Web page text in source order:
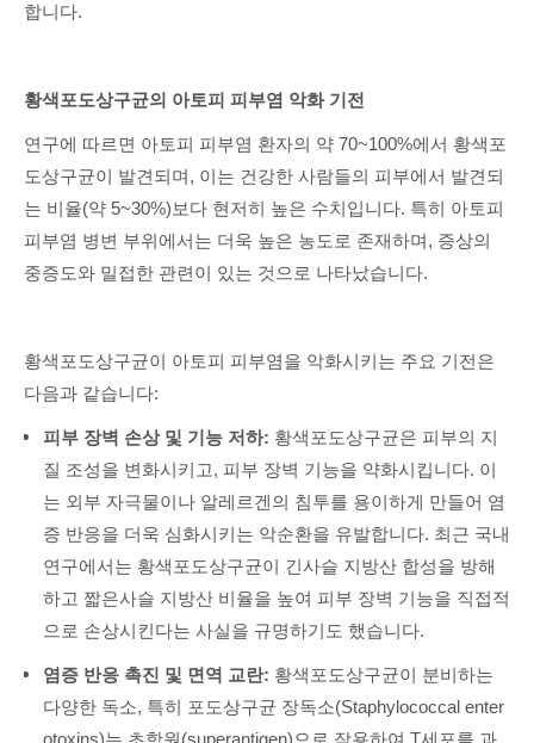
합니다.
황색포도상구균의 아토피 피부염 악화 기전
연구에 따르면 아토피 피부염 환자의 약 70~100%에서 황색포
도상구균이 발견되며, 이는 건강한 사람들의 피부에서 발견되
는 비율(약 5~30%)보다 현저히 높은 수치입니다. 특히 아토피
피부염 병변 부위에서는 더욱 높은 농도로 존재하며, 증상의
중증도와 밀접한 관련이 있는 것으로 나타났습니다.
황색포도상구균이 아토피 피부염을 악화시키는 주요 기전은
다음과 같습니다:
피부 장벽 손상 및 기능 저하: 황색포도상구균은 피부의 지
질 조성을 변화시키고, 피부 장벽 기능을 약화시킵니다. 이
는 외부 자극물이나 알레르겐의 침투를 용이하게 만들어 염
증 반응을 더욱 심화시키는 악순환을 유발합니다. 최근 국내
연구에서는 황색포도상구균이 긴사슬 지방산 합성을 방해
하고 짧은사슬 지방산 비율을 높여 피부 장벽 기능을 직접적
으로 손상시킨다는 사실을 규명하기도 했습니다.
염증 반응 촉진 및 면역 교란: 황색포도상구균이 분비하는
다양한 독소, 특히 포도상구균 장독소(Staphylococcal enter
otoxins)는 초항원(superantigen)으로 작용하여 T세포를 과